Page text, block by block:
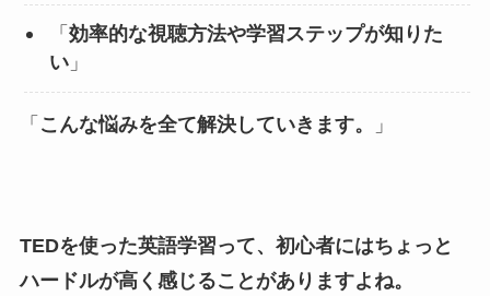
「 効率的な視聴方法や学習ステップが知りた
い」
「 こんな悩みを全て解決していきます。 」
TEDを使った英語学習って、初心者にはちょっと
ハードルが高く感じることがありますよね。